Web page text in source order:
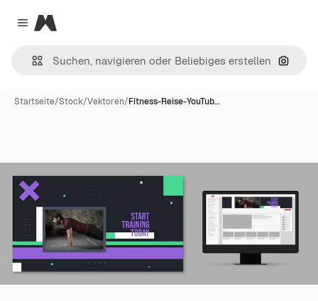
Close menu
Magnific
Nach
Startseite/Stock/Vektoren/Fitness-Reise-YouTub…